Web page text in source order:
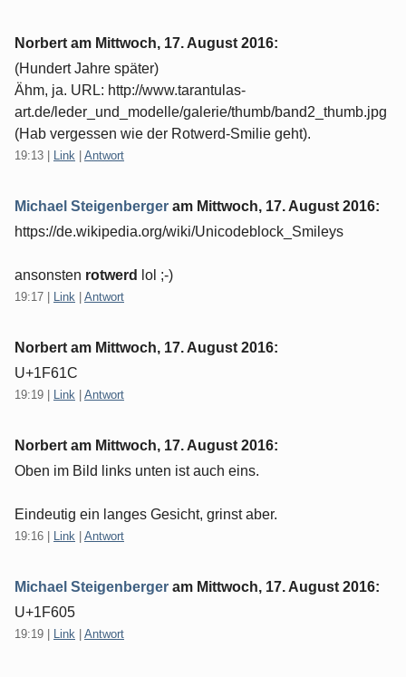
Norbert am Mittwoch, 17. August 2016:
(Hundert Jahre später)
Ähm, ja. URL: http://www.tarantulas-
art.de/leder_und_modelle/galerie/thumb/band2_thumb.jpg
(Hab vergessen wie der Rotwerd-Smilie geht).
19:13 | Link | Antwort
Michael Steigenberger am Mittwoch, 17. August 2016:
https://de.wikipedia.org/wiki/Unicodeblock_Smileys
ansonsten rotwerd lol ;-)
19:17 | Link | Antwort
Norbert am Mittwoch, 17. August 2016:
U+1F61C
19:19 | Link | Antwort
Norbert am Mittwoch, 17. August 2016:
Oben im Bild links unten ist auch eins.
Eindeutig ein langes Gesicht, grinst aber.
19:16 | Link | Antwort
Michael Steigenberger am Mittwoch, 17. August 2016:
U+1F605
19:19 | Link | Antwort